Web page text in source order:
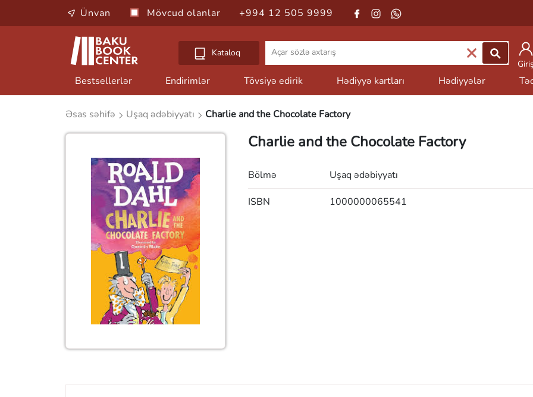
Ünvan Mövcud olanlar +994 12 505 9999
Kataloq
Bestsellerlər Endirimlər Tövsiyə edirik Hədiyyə kartları Hədiyyələr
Əsas səhifə Uşaq ədəbiyyatı Charlie and the Chocolate Factory
Charlie and the Chocolate Factory
Bölmə Uşaq ədəbiyyatı
ISBN 1000000065541